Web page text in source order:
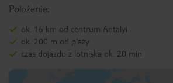
Położenie:
ok. 16 km od centrum Antalyi
ok. 200 m od plaży
czas dojazdu z lotniska ok. 20 min